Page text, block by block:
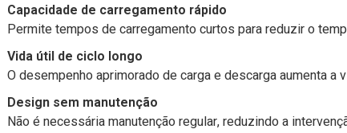
Capacidade de carregamento rápido
Permite tempos de carregamento curtos para reduzir o
Vida útil de ciclo longo
O desempenho aprimorado de carga e descarga aumenta
Design sem manutenção
Não é necessária manutenção regular, reduzindo a